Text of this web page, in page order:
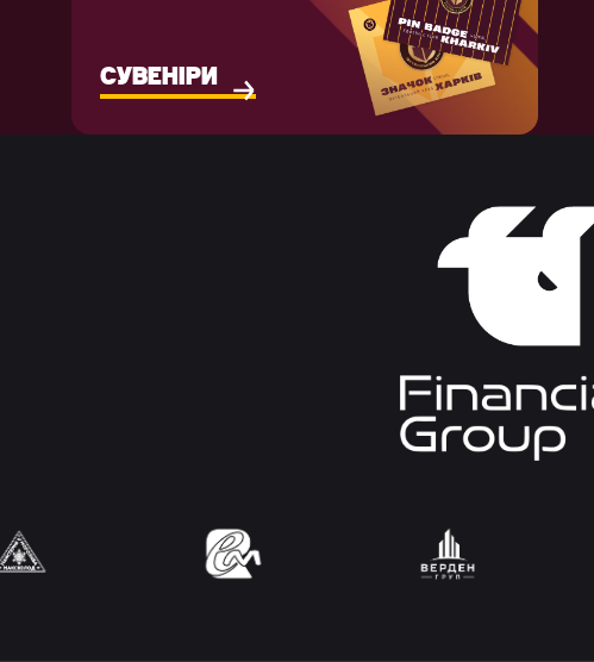
СУВЕНІРИ